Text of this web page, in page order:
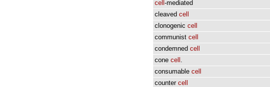
cell -mediated
cleaved cell
clonogenic cell
communist cell
condemned cell
cone cell .
consumable cell
counter cell